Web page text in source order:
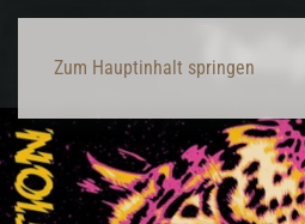
Zum Hauptinhalt springen